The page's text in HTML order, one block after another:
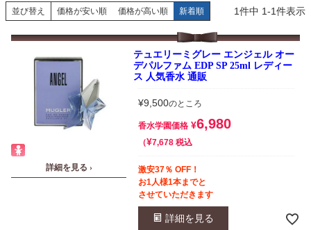
並び替え 価格が安い順 価格が高い順 新着順 1件中 1-1件表示
詳細を見る ›
テュエリーミグレー エンジェル オー
デパルファム EDP SP 25ml レディー
ス 人気香水 通販
¥9,500のところ
香水学園価格 ¥6,980
¥7,678 税込
激安37％ OFF！
お1人様1本までと
させていただきます
詳細を見る